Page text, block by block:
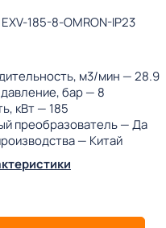
185-8-OMRON-IP23
м3/мин — 28.9
бар— 8
кВт — 185
преобразователь — Да
— Китай